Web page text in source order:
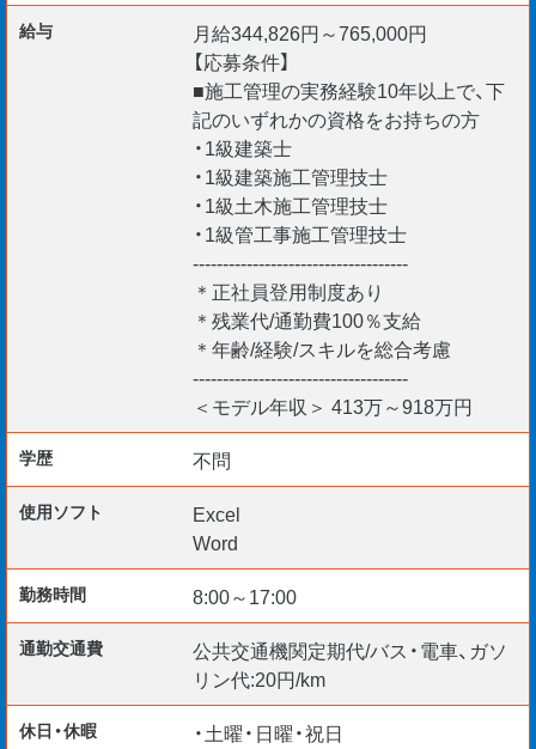
・ワード
【こんな方を歓迎します】
・建設会社や地元工事会社の出身者
・東京都内での就業をお考えの方などご応募大歓迎です
・経験10年以上のベテラン技術者
あなたのスキル、しっかり評価します。新たなステージで、
ご応募をお待ちしております。
＊入社日柔軟に対応
＊給与仮払い制度あり
＊ご経験・スキルを最大考慮
＊リモート面談随時実施中
給与
月給344,826円～765,000円
【応募条件】
■施工管理の実務経験10年以上で、下
記のいずれかの資格をお持ちの方
・1級建築士
・1級建築施工管理技士
・1級土木施工管理技士
・1級管工事施工管理技士
------------------------------------
＊正社員登用制度あり
＊残業代/通勤費100％支給
＊年齢/経験/スキルを総合考慮
------------------------------------
＜モデル年収＞ 413万～918万円
学歴 不問
使用ソフト
Excel
Word
勤務時間 8:00～17:00
通勤交通費
公共交通機関定期代/バス・電車、ガソ
リン代:20円/km
休日・休暇
・土曜・日曜・祝日